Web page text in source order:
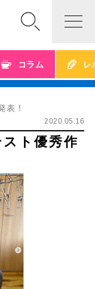
コラム レ
表！
2020.05.16
スト優秀作